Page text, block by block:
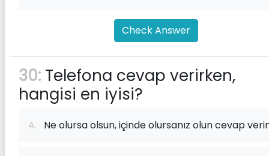
Check Answer
30: Telefona cevap verirken,
hangisi en iyisi?
A. Ne olursa olsun, içinde olursanız olun cevap